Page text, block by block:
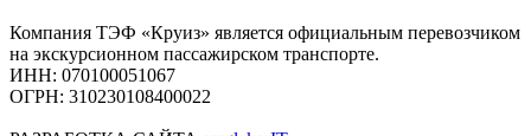
Компания ТЭФ «Круиз» является официальным перевозчиком
на экскурсионном пассажирском транспорте.
ИНН: 070100051067
ОГРН: 310230108400022